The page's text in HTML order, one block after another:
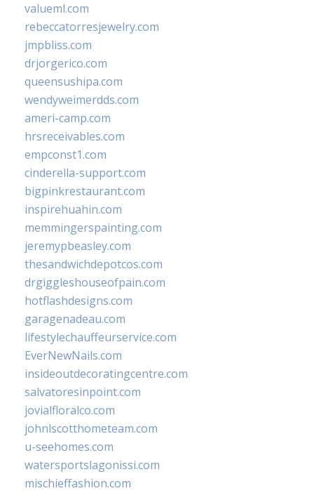
valueml.com
rebeccatorresjewelry.com
jmpbliss.com
drjorgerico.com
queensushipa.com
wendyweimerdds.com
ameri-camp.com
hrsreceivables.com
empconst1.com
cinderella-support.com
bigpinkrestaurant.com
inspirehuahin.com
memmingerspainting.com
jeremypbeasley.com
thesandwichdepotcos.com
drgiggleshouseofpain.com
hotflashdesigns.com
garagenadeau.com
lifestylechauffeurservice.com
EverNewNails.com
insideoutdecoratingcentre.com
salvatoresinpoint.com
jovialfloralco.com
johnlscotthometeam.com
u-seehomes.com
watersportslagonissi.com
mischieffashion.com